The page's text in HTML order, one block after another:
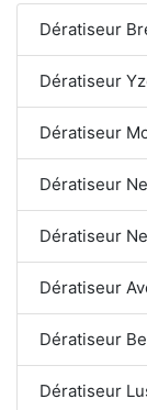
Dératiseur
Dératiseur
Dératiseur
Dératiseur
Dératiseur
Dératiseur
Dératiseur
Dératiseur